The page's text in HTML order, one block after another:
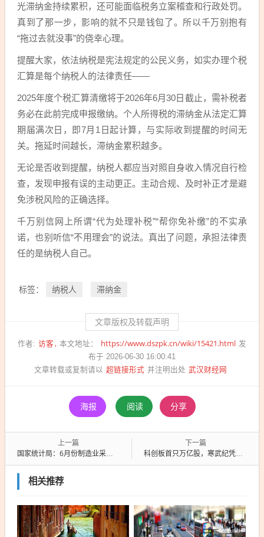
光滞纳金持续累积，还可能面临税务立案稽查和行政处罚。
真到了那一步，影响的就不只是钱包了。所以千万别抱有
“拖过去就没事”的侥幸心理。
提醒大家，依法纳税是宪法规定的公民义务，如实办理个税
汇算是每个纳税人的法律责任——
2025年度个税汇算清缴将于‌2026年6月30日‌截止，需补税者
务必在此前完成申报缴纳。‌个人所得税的滞纳金从法定汇算
期届满次日，即7月1日起计算，与实际收到提醒的时间无
关。拖延时间越长，滞纳金累积越多。
无论是否收到提醒，纳税人都应当对照自身收入情况自行检
查，发现申报有误的主动更正。主动合规、及时补正才是避
免涉税风险的正确选择。
千万别信网上所谓“代为处理补税”“帮你免补缴”的不实承
诺，也别听信“不用理会”的说法。真出了问题，承担法律责
任的是纳税人自己。
标签： 纳税人 滞纳金
文章版权及转载声明
作者: 访客 本文地址： https://www.dszpk.cn/wiki/15421.html 发
布于 2026-06-30 16:00:41
文章转载或复制请以 超链接形式 并注明出处 武汉财经网
海报 阅读 分享
上一篇
国家统计局：6月份制造业采购经理指数为50.3% 重返扩张区间
下一篇
科创板首只万亿股，寒武纪凭什么？
相关推荐